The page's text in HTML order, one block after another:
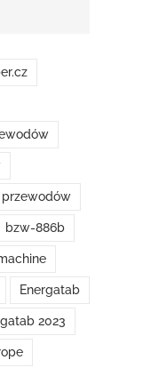
bzw-886b
Energatab
2023